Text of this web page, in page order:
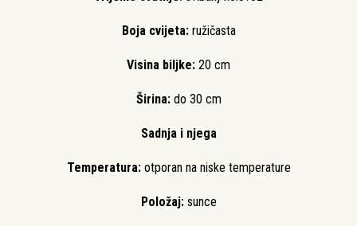
Boja cvijeta:ružičasta
Visina biljke: 20 cm
Širina:do 30 cm
Sadnja i njega
Temperatura: otporan na niske temperature
Položaj: sunce